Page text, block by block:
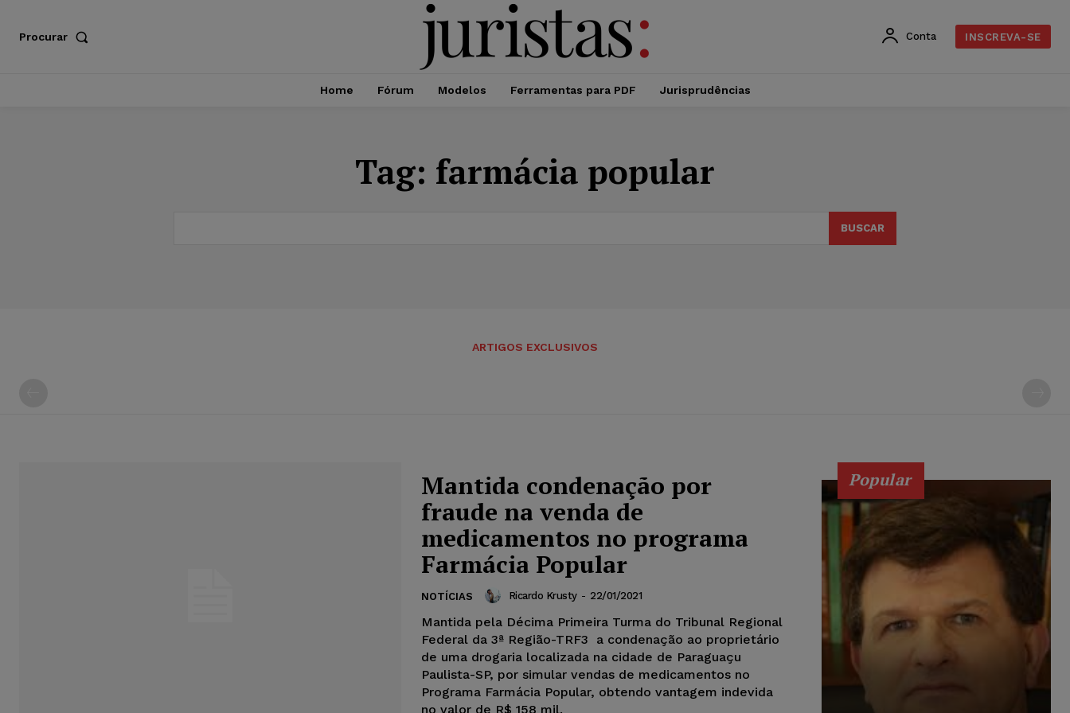
Procurar Conta INSCREVA-SE
Home Fórum Modelos Ferramentas para PDF Jurisprudências
Tag: farmácia popular
BUSCAR
ARTIGOS EXCLUSIVOS
Mantida condenação por
fraude na venda de
medicamentos no programa
Farmácia Popular
NOTÍCIAS Ricardo Krusty - 22/01/2021
Mantida pela Décima Primeira Turma do Tribunal Regional
Federal da 3ª Região-TRF3 a condenação ao proprietário
de uma drogaria localizada na cidade de Paraguaçu
Paulista-SP, por simular vendas de medicamentos no
Programa Farmácia Popular, obtendo vantagem indevida
no valor de R$ 158 mil.
Popular